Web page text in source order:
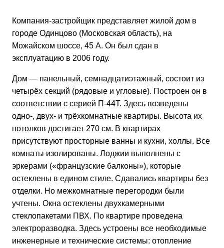
Компания-застройщик представляет жилой дом в
городе Одинцово (Московская область), на
Можайском шоссе, 45 А. Он был сдан в
эксплуатацию в 2006 году.
Дом — панельный, семнадцатиэтажный, состоит из
четырёх секций (рядовые и угловые). Построен он в
соответствии с серией П-44Т. Здесь возведены
одно-, двух- и трёхкомнатные квартиры. Высота их
потолков достигает 270 см. В квартирах
присутствуют просторные ванны и кухни, холлы. Все
комнаты изолированы. Лоджии выполнены с
эркерами («французские балконы»), которые
остеклены в едином стиле. Сдавались квартиры без
отделки. Но межкомнатные перегородки были
учтены. Окна остеклены двухкамерными
стеклопакетами ПВХ. По квартире проведена
электроразводка. Здесь устроены все необходимые
инженерные и технические системы: отопление